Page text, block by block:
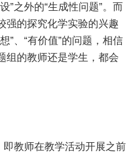
”之外的“生成性问题”。而
强的探究化学实验的兴趣
”、“有价值”的问题，相信
组的教师还是学生，都会
教师在教学活动开展之前